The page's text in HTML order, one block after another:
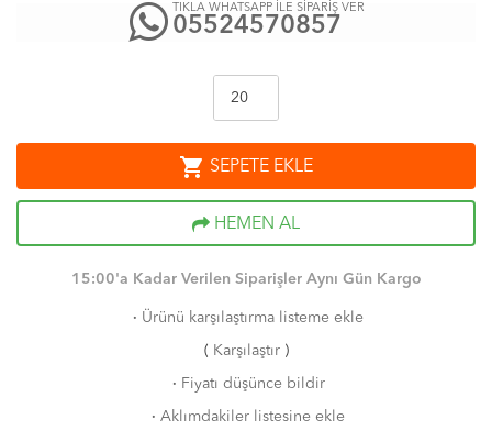
TIKLA WHATSAPP İLE SİPARİŞ VER
05524570857
shopping_cart SEPETE EKLE
HEMEN AL
15:00'a Kadar Verilen Siparişler Aynı Gün Kargo
· Ürünü karşılaştırma listeme ekle
( Karşılaştır)
· Fiyatı düşünce bildir
· Aklımdakiler listesine ekle